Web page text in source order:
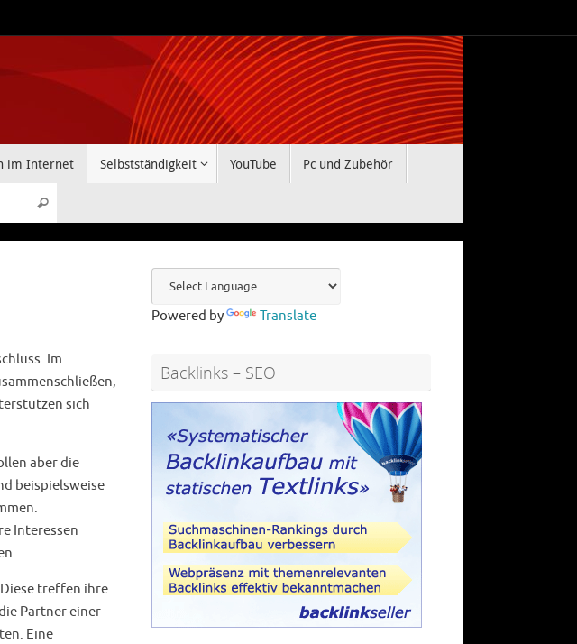
im Internet Selbstständigkeit YouTube
Pc und Zubehör
Suchen
Im
sich
aber die
beispielsweise
Interessen
treffen ihre
Partner einer
Eine
Powered by Translate
Backlinks – SEO